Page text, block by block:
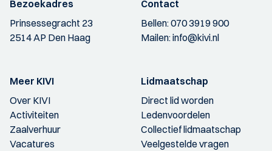
Bezoekadres
Prinsessegracht 23
2514 AP Den Haag
Contact
Bellen:070 3919 900
Mailen:info@kivi.nl
Meer KIVI
Over KIVI
Activiteiten
Zaalverhuur
Vacatures
Lidmaatschap
Direct lid worden
Ledenvoordelen
Collectief lidmaatschap
Veelgestelde vragen